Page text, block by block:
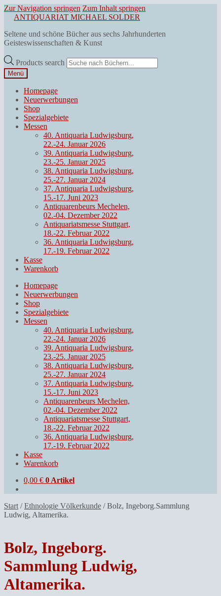
Zur Navigation springen Zum Inhalt springen
ANTIQUARIAT MICHAEL SOLDER
Seltene und schöne Bücher aus sechs Jahrhunderten
Geisteswissenschaften & Kunst
Products search
Menü
Homepage
Neuerwerbungen
Shop
Spezialgebiete
Messen
40. Antiquaria Ludwigsburg,
22.-24. Januar 2026
39. Antiquaria Ludwigsburg,
23.-25. Januar 2025
38. Antiquaria Ludwigsburg,
25.-27. Januar 2024
37. Antiquaria Ludwigsburg,
15.-17. Juni 2023
Antiquarenbeurs Mechelen,
02.-04. Dezember 2022
Antiquariatsmesse Stuttgart,
18.-22. Februar 2022
36. Antiquaria Ludwigsburg,
17.-19. Februar 2022
Kasse
Warenkorb
Homepage
Neuerwerbungen
Shop
Spezialgebiete
Messen
40. Antiquaria Ludwigsburg,
22.-24. Januar 2026
39. Antiquaria Ludwigsburg,
23.-25. Januar 2025
38. Antiquaria Ludwigsburg,
25.-27. Januar 2024
37. Antiquaria Ludwigsburg,
15.-17. Juni 2023
Antiquarenbeurs Mechelen,
02.-04. Dezember 2022
Antiquariatsmesse Stuttgart,
18.-22. Februar 2022
36. Antiquaria Ludwigsburg,
17.-19. Februar 2022
Kasse
Warenkorb
0,00 € 0 Artikel
Start /Ethnologie Völkerkunde /Bolz, Ingeborg.Sammlung
Ludwig, Altamerika.
Bolz, Ingeborg.
Sammlung Ludwig,
Altamerika.